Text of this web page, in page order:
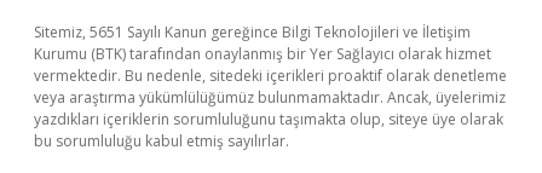
Sitemiz, 5651 Sayılı Kanun gereğince Bilgi Teknolojileri ve İletişim
Kurumu (BTK) tarafından onaylanmış bir Yer Sağlayıcı olarak hizmet
vermektedir. Bu nedenle, sitedeki içerikleri proaktif olarak denetleme
veya araştırma yükümlülüğümüz bulunmamaktadır. Ancak, üyelerimiz
yazdıkları içeriklerin sorumluluğunu taşımakta olup, siteye üye olarak
bu sorumluluğu kabul etmiş sayılırlar.